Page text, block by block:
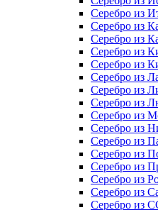
Серебро из
Серебро из
Серебро из
Серебро из
Серебро из
Серебро из
Серебро из
Серебро из
Серебро из
Серебро из
Серебро из
Серебро из
Серебро из
Серебро из
Серебро из
Серебро из